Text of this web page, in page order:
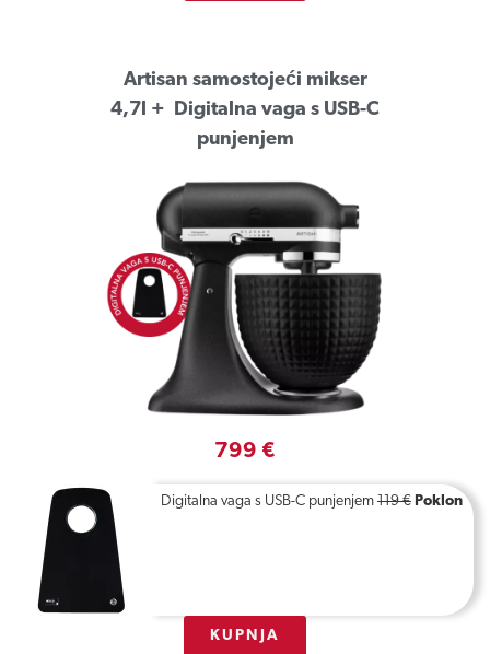
Artisan samostojeći mikser
4,7l + Digitalna vaga s USB-C
punjenjem
799 €
Digitalna vaga s USB-C punjenjem 119 € Poklon
KUPNJA